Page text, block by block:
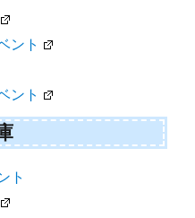
ント
ント
ト